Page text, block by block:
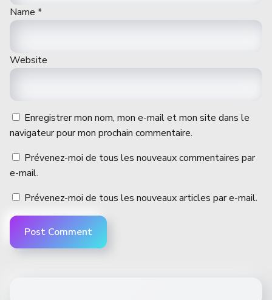
Name *
Website
Enregistrer mon nom, mon e-mail et mon site dans le
navigateur pour mon prochain commentaire.
Prévenez-moi de tous les nouveaux commentaires par
e-mail.
Prévenez-moi de tous les nouveaux articles par e-mail.